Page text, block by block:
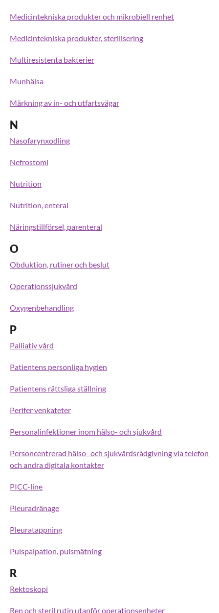
Medicintekniska produkter och mikrobiell renhet
Medicintekniska produkter, sterilisering
Multiresistenta bakterier
Munhälsa
Märkning av in- och utfartsvägar
N
Nasofarynxodling
Nefrostomi
Nutrition
Nutrition, enteral
Näringstillförsel, parenteral
O
Obduktion, rutiner och beslut
Operationssjukvård
Oxygenbehandling
P
Palliativ vård
Patientens personliga hygien
Patientens rättsliga ställning
Perifer venkateter
Personalinfektioner inom hälso- och sjukvård
Personcentrerad hälso- och sjukvårdsrådgivning via telefon
och andra digitala kontakter
PICC-line
Pleuradränage
Pleuratappning
Pulspalpation, pulsmätning
R
Rektoskopi
Ren och steril rutin utanför operationsenheter